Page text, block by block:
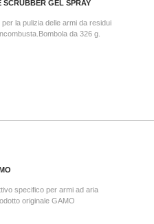
SCRUBBER GEL SPRAY
la pulizia delle armi da residui
da 326 g.
specifico per armi ad aria
originale GAMO